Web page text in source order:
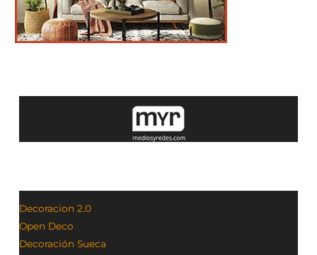
Decoracion 2.0
Open Deco
Decoración Sueca